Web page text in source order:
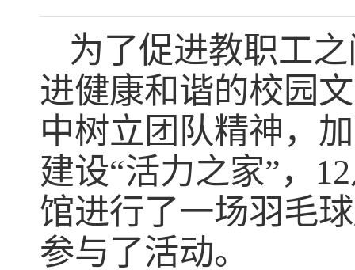
为了促进教职工
进健康和谐的校园
中树立团队精神，
建设“活力之家”， 12
馆进行了一场羽毛
参与了活动。